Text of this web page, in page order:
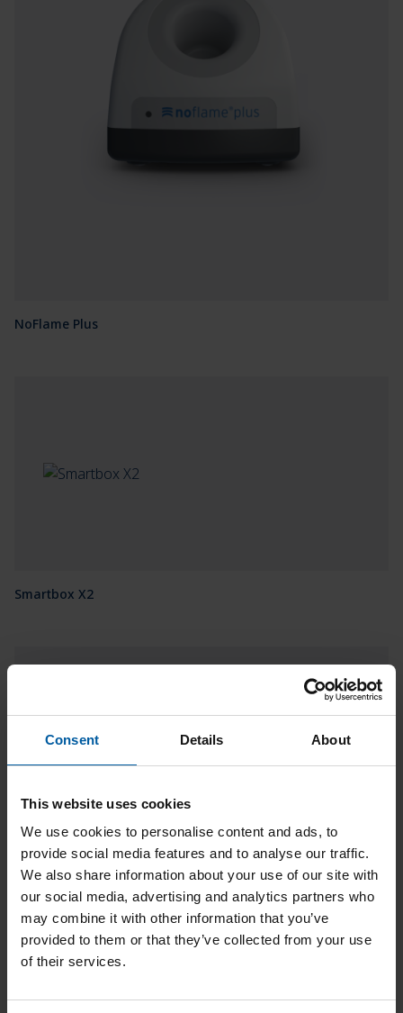
Consent Details About
This website uses cookies
We use cookies to personalise content and ads, to
provide social media features and to analyse our traffic.
We also share information about your use of our site with
our social media, advertising and analytics partners who
may combine it with other information that you’ve
provided to them or that they’ve collected from your use
of their services.
NoFlame Plus
Smartbox X2
Smartmix X2